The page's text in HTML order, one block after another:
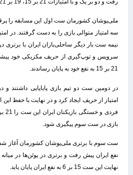
ملی‌پوشان کشورمان ست اول این مسابقه را
نیمه ست بار دیگر ساحلی‌بازان ایران با برتری در
سرویس و توپ‌گیری از حریف مکزیکی خود پیشی
21 بر 15 به نفع خود به پایان رساندند.
در دومین ست دو تیم بازی پایاپایی داشتند و در
امتیاز از حریف ایجاد کرد و در نهایت با حفظ این
بازی در ست سوم پیگیری شود.
ست سوم با برتری ملی‌پوشان کشورمان آغاز شد و
نهایت این ست 15 بر 6 به نفع ایران پایان یابد.